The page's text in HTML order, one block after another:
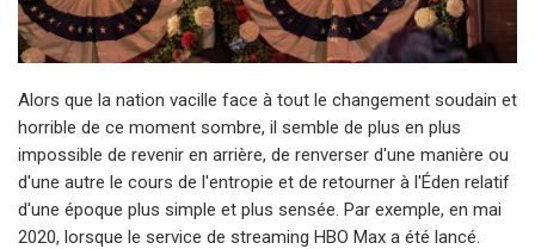
Alors que la nation vacille face à tout le changement soudain et
horrible de ce moment sombre, il semble de plus en plus
impossible de revenir en arrière, de renverser d'une manière ou
d'une autre le cours de l'entropie et de retourner à l'Éden relatif
d'une époque plus simple et plus sensée. Par exemple, en mai
2020, lorsque le service de streaming HBO Max a été lancé.